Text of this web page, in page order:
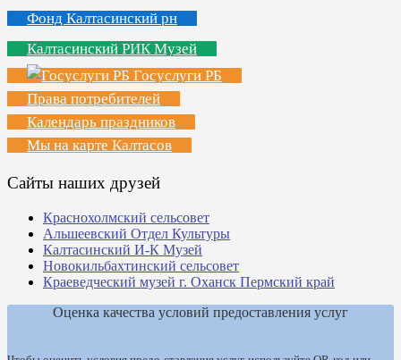
Фонд Калтасинский рн
Калтасинский РИК Музей
Госуслуги РБ
Права потребителей
Календарь праздников
Мы на карте Калтасов
Сайты наших друзей
Краснохолмский сельсовет
Альшеевский Отдел Культуры
Калтасинский И-К Музей
Новокильбахтинский сельсовет
Краеведческий музей г. Оханск Пермский край
Оценка качества условий предоставления услуг